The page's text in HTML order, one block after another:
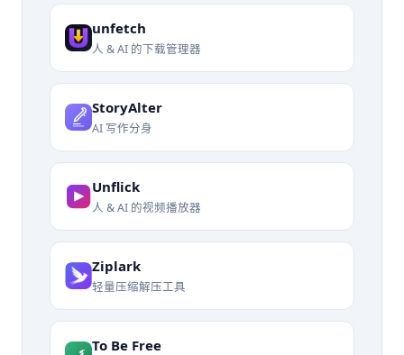
unfetch
人 & AI 的下载管理器
StoryAlter
AI 写作分身
Unflick
人 & AI 的视频播放器
Ziplark
轻量压缩解压工具
To Be Free